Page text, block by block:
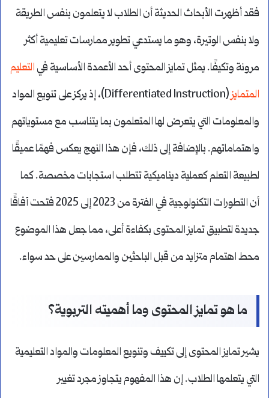
فقد أظهرت الأبحاث الحديثة أن الطلاب لا يتعلمون بنفس الطريقة
ولا بنفس الوتيرة، وهو ما يستدعي تطوير ممارسات تعليمية أكثر
مرونة وتكيفًا. يمثل تمايز المحتوى أحد الأعمدة الأساسية في التعليم
المتمايز
(Differentiated Instruction)، إذ يركز على تنويع المواد
والمعلومات التي يتعرض لها المتعلمون بما يتناسب مع مستوياتهم
واهتماماتهم. بالإضافة إلى ذلك، فإن هذا النهج يعكس فهمًا عميقًا
لطبيعة التعلم كعملية ديناميكية تتطلب استجابات مخصصة. كما
أن التطورات التكنولوجية في الفترة من 2023 إلى 2025 فتحت آفاقًا
جديدة لتطبيق تمايز المحتوى بكفاءة أعلى، مما جعل هذا الموضوع
محط اهتمام متزايد من قبل الباحثين والممارسين على حد سواء.
ما هو تمايز المحتوى وما أهميته التربوية؟
يشير تمايز المحتوى إلى تكييف وتنويع المعلومات والمواد التعليمية
التي يتعلمها الطلاب. إن هذا المفهوم يتجاوز مجرد تغيير